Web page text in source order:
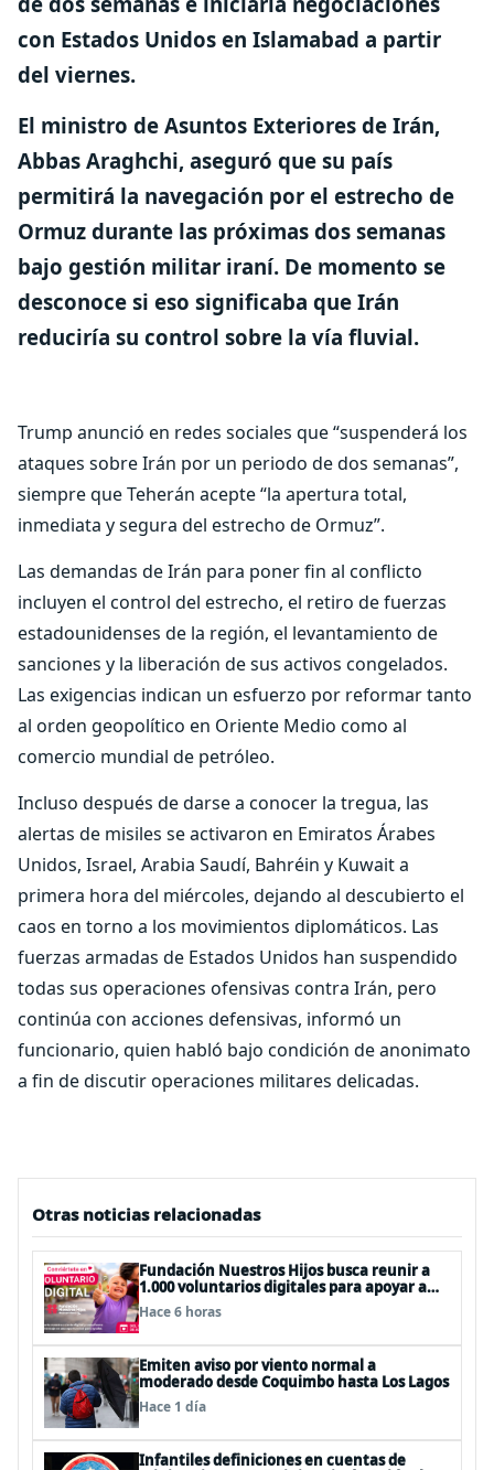
con Estados Unidos en Islamabad a partir
del viernes.
El ministro de Asuntos Exteriores de Irán,
Abbas Araghchi, aseguró que su país
permitirá la navegación por el estrecho de
Ormuz durante las próximas dos semanas
bajo gestión militar iraní. De momento se
desconoce si eso significaba que Irán
reduciría su control sobre la vía fluvial.
Trump anunció en redes sociales que “suspenderá los
ataques sobre Irán por un periodo de dos semanas”,
siempre que Teherán acepte “la apertura total,
inmediata y segura del estrecho de Ormuz”.
Las demandas de Irán para poner fin al conflicto
incluyen el control del estrecho, el retiro de fuerzas
estadounidenses de la región, el levantamiento de
sanciones y la liberación de sus activos congelados.
Las exigencias indican un esfuerzo por reformar tanto
al orden geopolítico en Oriente Medio como al
comercio mundial de petróleo.
Incluso después de darse a conocer la tregua, las
alertas de misiles se activaron en Emiratos Árabes
Unidos, Israel, Arabia Saudí, Bahréin y Kuwait a
primera hora del miércoles, dejando al descubierto el
caos en torno a los movimientos diplomáticos. Las
fuerzas armadas de Estados Unidos han suspendido
todas sus operaciones ofensivas contra Irán, pero
continúa con acciones defensivas, informó un
funcionario, quien habló bajo condición de anonimato
a fin de discutir operaciones militares delicadas.
Otras noticias relacionadas
Fundación Nuestros Hijos busca reunir a
1.000 voluntarios digitales para apoyar a
niños con cáncer en todo Chile
Hace 6 horas
Emiten aviso por viento normal a
moderado desde Coquimbo hasta Los Lagos
Hace 1 día
Infantiles definiciones en cuentas de